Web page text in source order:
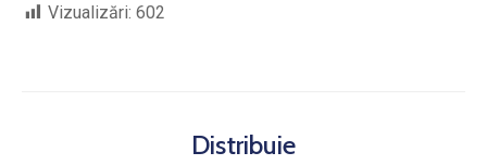
Vizualizări: 602
Distribuie